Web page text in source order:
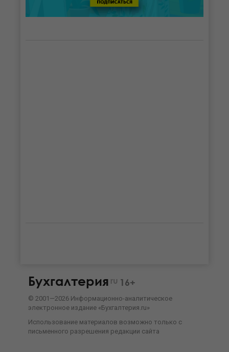
Бухгалтерия ru 16+
© 2001—2026 Информационно-аналитическое
электронное издание «Бухгалтерия.ru»
Использование материалов возможно только с
письменного разрешения редакции сайта